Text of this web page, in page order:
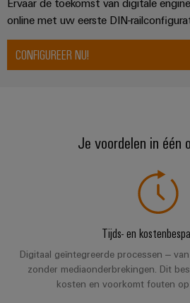
Windenergie
excellentie
in
windenergie
belangrijke
Service
Gemodificeerde
en
maat-
kabelassemblages
Ervaar de toekomst van digitale
online met uw eerste DIN-
CONFIGUREER NU!
Je voordelen in één
Tijds- en
Digitaal geïntegreerde processen –
zonder mediaonderbrekingen. Dit
kosten en voorkomt fouten op